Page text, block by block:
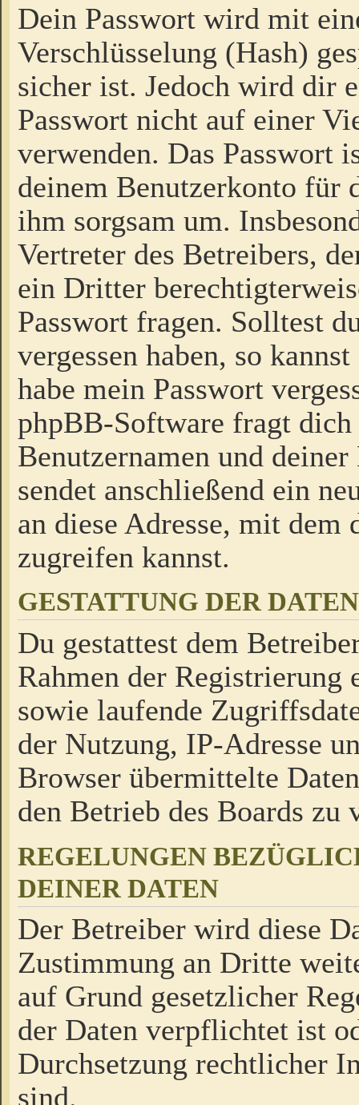
Dein Passwort wird mit
Verschlüsselung (Hash)
sicher ist. Jedoch wird dir
Passwort nicht auf einer
verwenden. Das Passwort
deinem Benutzerkonto für
ihm sorgsam um.
Vertreter des Betreibers,
ein Dritter
Passwort fragen. Solltest
vergessen haben, so
habe mein Passwort
phpBB-Software fragt dich
Benutzernamen und
sendet anschließend ein
an diese Adresse, mit dem
zugreifen kannst.
GESTATTUNG DER
Du gestattest dem
Rahmen der Registrierung
sowie laufende
der Nutzung, IP-Adresse
Browser übermittelte
den Betrieb des Boards zu
REGELUNGEN
DEINER DATEN
Der Betreiber wird diese
Zustimmung an Dritte
auf Grund gesetzlicher
der Daten verpflichtet ist
Durchsetzung rechtlicher
sind.